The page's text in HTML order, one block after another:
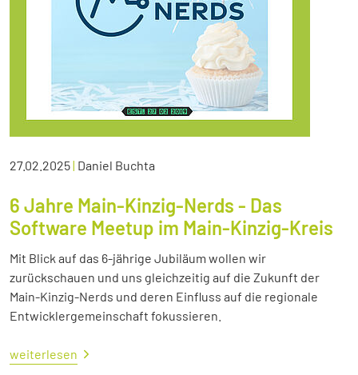
27.02.2025| Daniel Buchta
6 Jahre Main-Kinzig-Nerds - Das
Software Meetup im Main-Kinzig-Kreis
Mit Blick auf das 6-jährige Jubiläum wollen wir
zurückschauen und uns gleichzeitig auf die Zukunft der
Main-Kinzig-Nerds und deren Einfluss auf die regionale
Entwicklergemeinschaft fokussieren.
weiterlesen